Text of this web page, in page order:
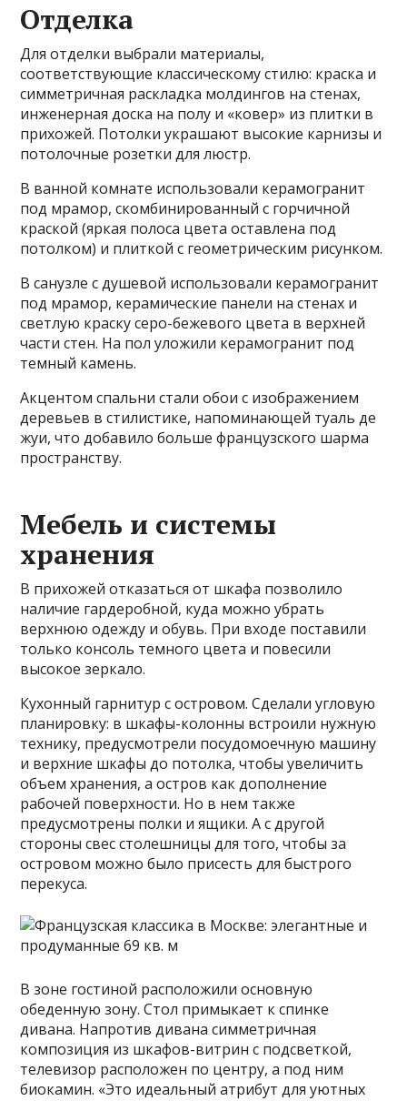
Отделка
Для отделки выбрали материалы,
соответствующие классическому стилю: краска и
симметричная раскладка молдингов на стенах,
инженерная доска на полу и «ковер» из плитки в
прихожей. Потолки украшают высокие карнизы и
потолочные розетки для люстр.
В ванной комнате использовали керамогранит
под мрамор, скомбинированный с горчичной
краской (яркая полоса цвета оставлена под
потолком) и плиткой с геометрическим рисунком.
В санузле с душевой использовали керамогранит
под мрамор, керамические панели на стенах и
светлую краску серо-бежевого цвета в верхней
части стен. На пол уложили керамогранит под
темный камень.
Акцентом спальни стали обои с изображением
деревьев в стилистике, напоминающей туаль де
жуи, что добавило больше французского шарма
пространству.
Мебель и системы
хранения
В прихожей отказаться от шкафа позволило
наличие гардеробной, куда можно убрать
верхнюю одежду и обувь. При входе поставили
только консоль темного цвета и повесили
высокое зеркало.
Кухонный гарнитур с островом. Сделали угловую
планировку: в шкафы-колонны встроили нужную
технику, предусмотрели посудомоечную машину
и верхние шкафы до потолка, чтобы увеличить
объем хранения, а остров как дополнение
рабочей поверхности. Но в нем также
предусмотрены полки и ящики. А с другой
стороны свес столешницы для того, чтобы за
островом можно было присесть для быстрого
перекуса.
В зоне гостиной расположили основную
обеденную зону. Стол примыкает к спинке
дивана. Напротив дивана симметричная
композиция из шкафов-витрин с подсветкой,
телевизор расположен по центру, а под ним
биокамин. «Это идеальный атрибут для уютных